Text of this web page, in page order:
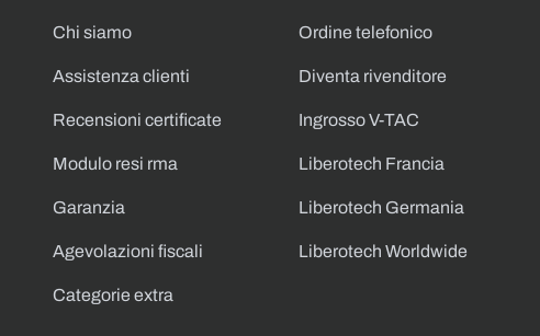
Chi siamo
Assistenza clienti
Recensioni certificate
Modulo resi rma
Garanzia
Agevolazioni fiscali
Categorie extra
Ordine telefonico
Diventa rivenditore
Ingrosso V-TAC
Liberotech Francia
Liberotech Germania
Liberotech Worldwide